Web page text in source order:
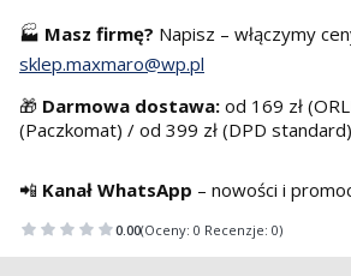
🏭 Masz firmę? Napisz – włączymy
sklep.maxmaro@wp.pl
🎁 Darmowa dostawa: od 169 zł
(Paczkomat) / od 399 zł (DPD standard)
📲 Kanał WhatsApp – nowości i
0.00(Oceny: 0 Recenzje: 0)